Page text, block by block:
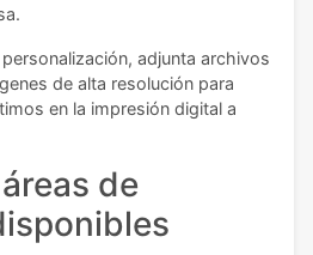
adjunta archivos
de alta resolución para
en la impresión digital a
de